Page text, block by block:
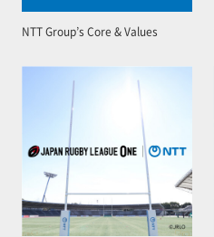
NTT Group’s Core & Values